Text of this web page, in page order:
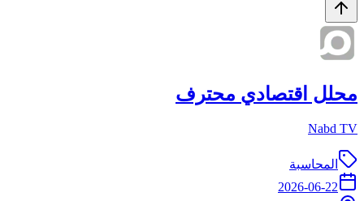
محلل اقتصادي محترف
Nabd TV
المحاسبة
2026-06-22